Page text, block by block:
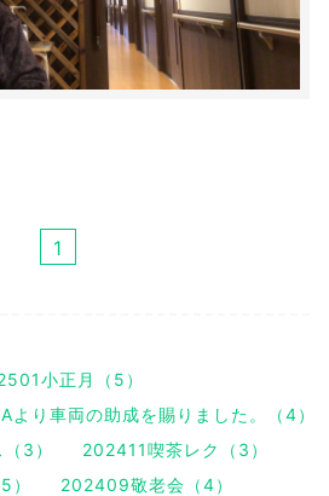
1
小正月（5）
り車両の助成を賜りました。（4）
3）
202411喫茶レク（3）
202409敬老会（4）